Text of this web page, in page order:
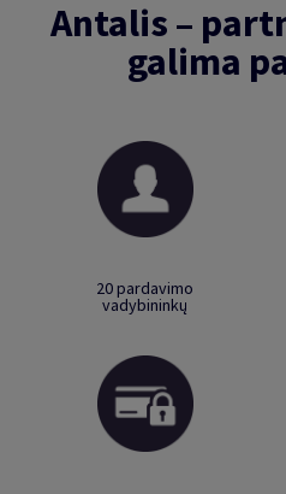
Antalis –
galima
20 pardavimo
vadybininkų